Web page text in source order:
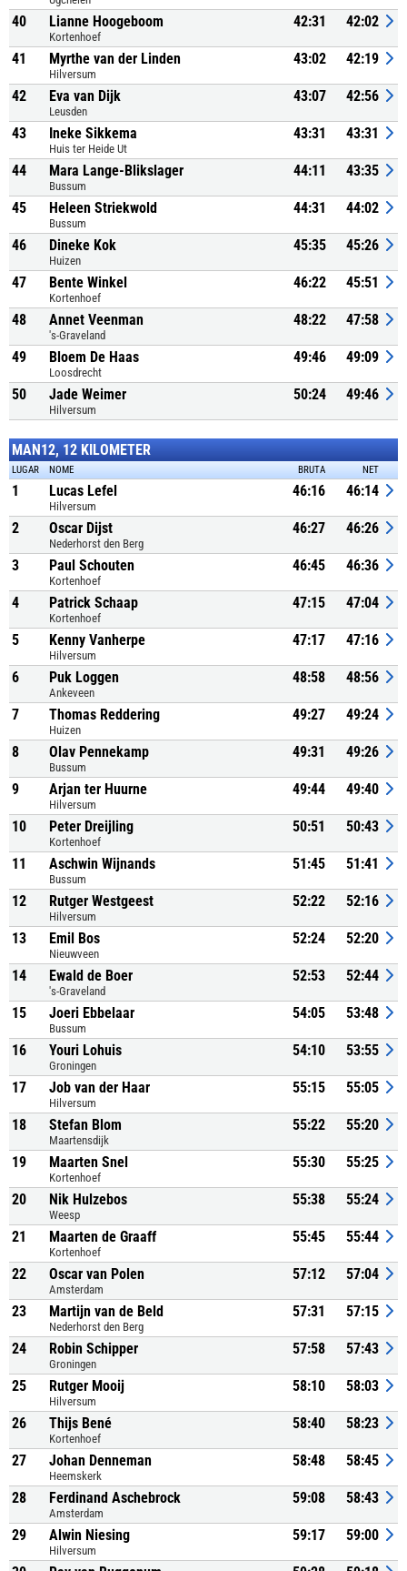
40 Lianne Hoogeboom
Kortenhoef
42:31 42:02
41 Myrthe van der Linden
Hilversum
43:02 42:19
42 Eva van Dijk
Leusden
43:07 42:56
43 Ineke Sikkema
Huis ter Heide Ut
43:31 43:31
44 Mara Lange-Blikslager
Bussum
44:11 43:35
45 Heleen Striekwold
Bussum
44:31 44:02
46 Dineke Kok
Huizen
45:35 45:26
47 Bente Winkel
Kortenhoef
46:22 45:51
48 Annet Veenman
's-Graveland
48:22 47:58
49 Bloem De Haas
Loosdrecht
49:46 49:09
50 Jade Weimer
Hilversum
50:24 49:46
MAN12, 12 KILOMETER
LUGAR NOME BRUTA NET
1 Lucas Lefel
Hilversum
46:16 46:14
2 Oscar Dijst
Nederhorst den Berg
46:27 46:26
3 Paul Schouten
Kortenhoef
46:45 46:36
4 Patrick Schaap
Kortenhoef
47:15 47:04
5 Kenny Vanherpe
Hilversum
47:17 47:16
6 Puk Loggen
Ankeveen
48:58 48:56
7 Thomas Reddering
Huizen
49:27 49:24
8 Olav Pennekamp
Bussum
49:31 49:26
9 Arjan ter Huurne
Hilversum
49:44 49:40
10 Peter Dreijling
Kortenhoef
50:51 50:43
11 Aschwin Wijnands
Bussum
51:45 51:41
12 Rutger Westgeest
Hilversum
52:22 52:16
13 Emil Bos
Nieuwveen
52:24 52:20
14 Ewald de Boer
's-Graveland
52:53 52:44
15 Joeri Ebbelaar
Bussum
54:05 53:48
16 Youri Lohuis
Groningen
54:10 53:55
17 Job van der Haar
Hilversum
55:15 55:05
18 Stefan Blom
Maartensdijk
55:22 55:20
19 Maarten Snel
Kortenhoef
55:30 55:25
20 Nik Hulzebos
Weesp
55:38 55:24
21 Maarten de Graaff
Kortenhoef
55:45 55:44
22 Oscar van Polen
Amsterdam
57:12 57:04
23 Martijn van de Beld
Nederhorst den Berg
57:31 57:15
24 Robin Schipper
Groningen
57:58 57:43
25 Rutger Mooij
Hilversum
58:10 58:03
26 Thijs Bené
Kortenhoef
58:40 58:23
27 Johan Denneman
Heemskerk
58:48 58:45
28 Ferdinand Aschebrock
Amsterdam
59:08 58:43
29 Alwin Niesing
Hilversum
59:17 59:00